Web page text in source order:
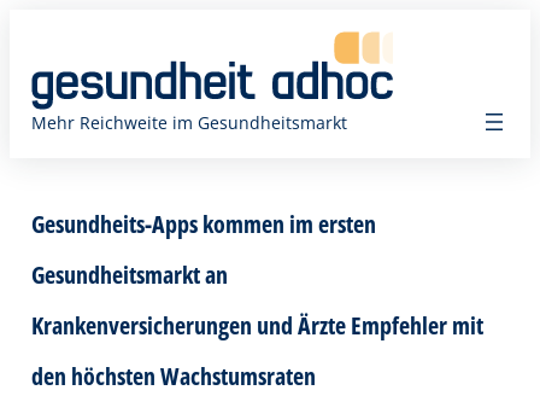
springen
Mehr Reichweite im Gesundheitsmarkt
Gesundheits-Apps kommen im ersten
Gesundheitsmarkt an
Krankenversicherungen und Ärzte Empfehler mit
den höchsten Wachstumsraten